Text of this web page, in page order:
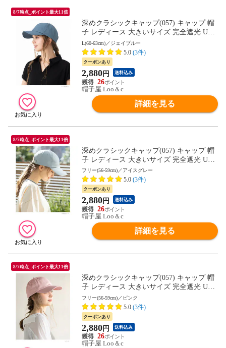
8/7時点_ポイント最大11倍
深めクラシックキャップ(057) キャップ 帽
子 レディース 大きいサイズ 完全遮光 UV
カット つば広 自転車 日よけ かぶーる日傘
母の日
L(60-63cm)／ジェイブルー
5.0 (3件)
クーポンあり
2,880円 送料込み
26
帽子屋 Loo＆c
詳細を見る
8/7時点_ポイント最大11倍
深めクラシックキャップ(057) キャップ 帽
子 レディース 大きいサイズ 完全遮光 UV
カット つば広 自転車 日よけ かぶーる日傘
母の日
フリー(56-59cm)／アイスグレー
5.0 (3件)
クーポンあり
2,880円 送料込み
26
帽子屋 Loo＆c
詳細を見る
8/7時点_ポイント最大11倍
深めクラシックキャップ(057) キャップ 帽
子 レディース 大きいサイズ 完全遮光 UV
カット つば広 自転車 日よけ かぶーる日傘
母の日
フリー(56-59cm)／ピンク
5.0 (3件)
クーポンあり
2,880円 送料込み
26
帽子屋 Loo＆c